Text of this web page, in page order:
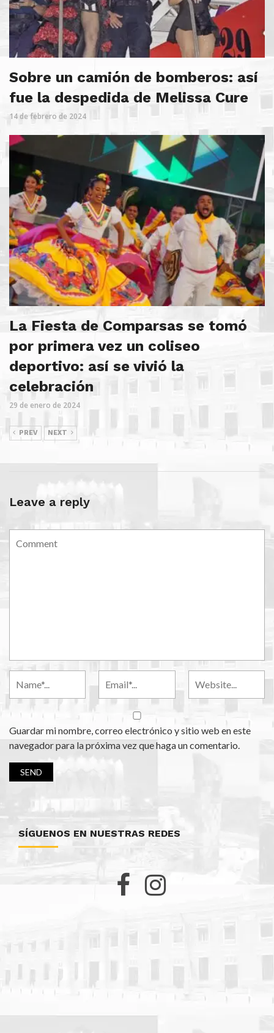
Sobre un camión de bomberos: así
fue la despedida de Melissa Cure
14 de febrero de 2024
La Fiesta de Comparsas se tomó
por primera vez un coliseo
deportivo: así se vivió la
celebración
29 de enero de 2024
PREV NEXT
Leave a reply
Guardar mi nombre, correo electrónico y sitio web en este
navegador para la próxima vez que haga un comentario.
SÍGUENOS EN NUESTRAS REDES